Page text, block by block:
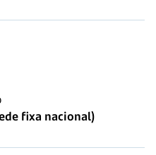
fixa nacional)